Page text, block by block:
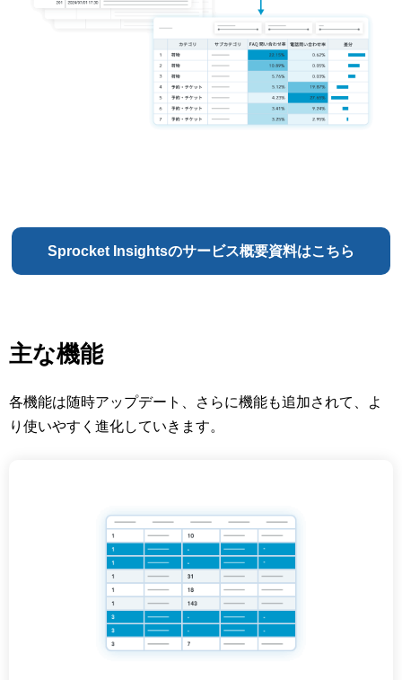
Sprocket Insightsのサービス概要資料はこちら
主な機能
各機能は随時アップデート、さらに機能も追加されて、よ
り使いやすく進化していきます。